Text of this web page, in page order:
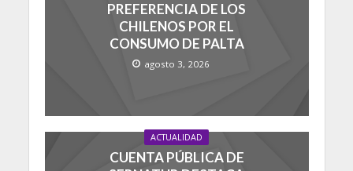
PREFERENCIA DE LOS
CHILENOS POR EL
CONSUMO DE PALTA
agosto 3, 2026
ACTUALIDAD
CUENTA PÚBLICA DE